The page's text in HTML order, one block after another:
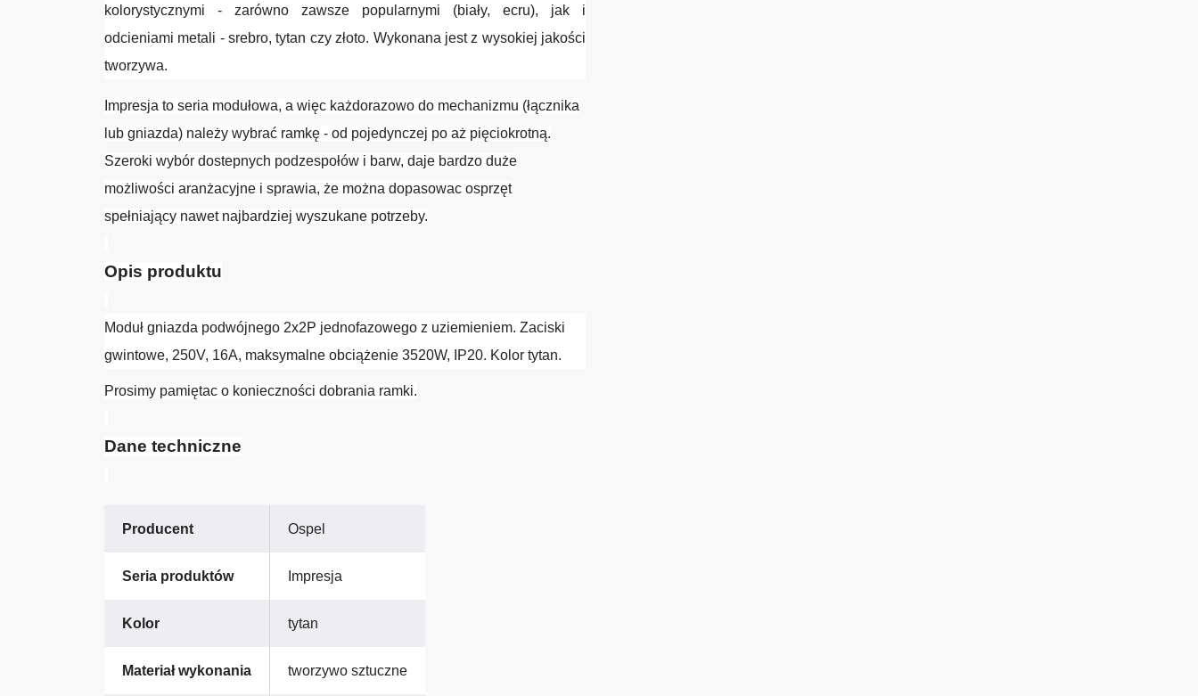
kolorystycznymi - zarówno zawsze popularnymi (biały, ecru), jak i
odcieniami metali - srebro, tytan czy złoto. Wykonana jest z wysokiej jakości
tworzywa.
Impresja to seria modułowa, a więc każdorazowo do mechanizmu (łącznika
lub gniazda) należy wybrać ramkę - od pojedynczej po aż pięciokrotną.
Szeroki wybór dostepnych podzespołów i barw, daje bardzo duże
możliwości aranżacyjne i sprawia, że można dopasowac osprzęt
spełniający nawet najbardziej wyszukane potrzeby.
Opis produktu
Moduł gniazda podwójnego 2x2P jednofazowego z uziemieniem. Zaciski
gwintowe, 250V, 16A, maksymalne obciążenie 3520W, IP20. Kolor tytan.
Prosimy pamiętac o konieczności dobrania ramki.
Dane techniczne
Producent Ospel
Seria produktów Impresja
Kolor tytan
Materiał wykonania tworzywo sztuczne